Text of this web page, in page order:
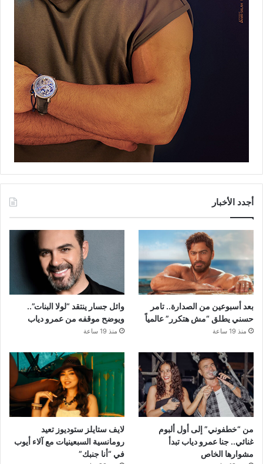
أجدد الأخبار
بعد أسبوعين من الصدارة.. تامر
حسني يطلق “مش هتكرر” عالمياً
منذ 19 ساعة
وائل جسار ينتقد “لولا البنات”..
ويوضح موقفه من عمرو دياب
منذ 19 ساعة
من “خطفوني” إلى أول ألبوم
غنائي.. جنا عمرو دياب تبدأ
مشوارها الخاص
لايف ستايلز ستوديوز تعيد
رومانسية السبعينيات مع آلاء أيوب
في “أنا جنبك”